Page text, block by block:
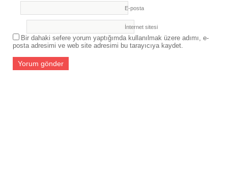
E-posta
İnternet sitesi
Bir dahaki sefere yorum yaptığımda kullanılmak üzere adımı, e-
posta adresimi ve web site adresimi bu tarayıcıya kaydet.